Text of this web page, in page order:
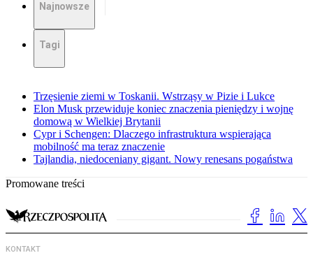
Najnowsze
Tagi
Trzęsienie ziemi w Toskanii. Wstrząsy w Pizie i Lukce
Elon Musk przewiduje koniec znaczenia pieniędzy i wojnę
domową w Wielkiej Brytanii
Cypr i Schengen: Dlaczego infrastruktura wspierająca
mobilność ma teraz znaczenie
Tajlandia, niedoceniany gigant. Nowy renesans pogaństwa
Promowane treści
KONTAKT